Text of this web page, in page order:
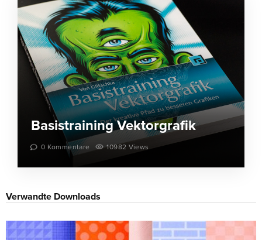
Basistraining Vektorgrafik
0 Kommentare 10982 Views
Verwandte Downloads